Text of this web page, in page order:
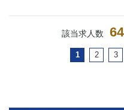
該当求人数 64
1 2 3